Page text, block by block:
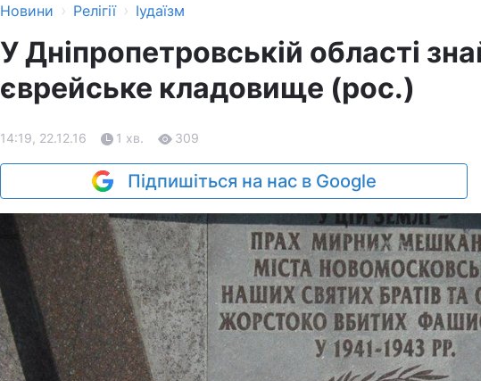
Новини › Релігії › Іудаїзм
У Дніпропетровській області
єврейське кладовище (рос.)
14:19, 22.12.16 1 хв. 309
Підпишіться на нас в Google